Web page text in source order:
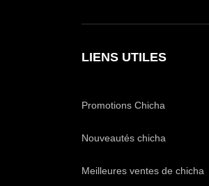
LIENS UTILES
Promotions Chicha
Nouveautés chicha
Meilleures ventes de chicha